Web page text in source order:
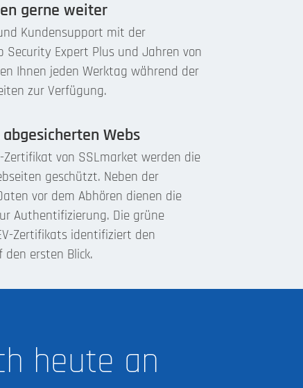
gerne weiter
Kundensupport mit der
Security Expert Plus und Jahren von
Ihnen jeden Werktag während der
zur Verfügung.
Webs
Zertifikat von SSLmarket werden die
geschützt. Neben der
vor dem Abhören dienen die
Authentifizierung. Die grüne
Zertifikats identifiziert den
den ersten Blick.
heute an